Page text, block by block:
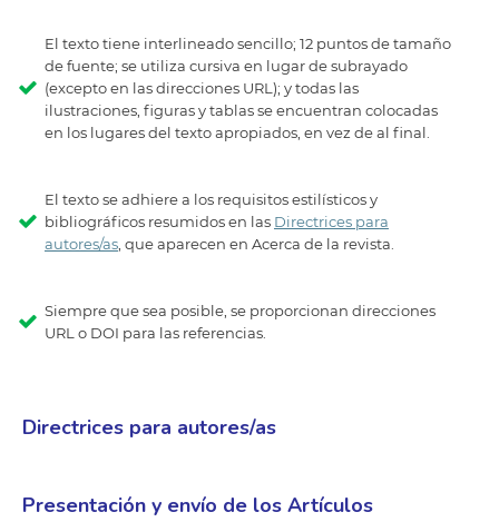
El texto tiene interlineado sencillo; 12 puntos de tamaño
de fuente; se utiliza cursiva en lugar de subrayado
(excepto en las direcciones URL); y todas las
ilustraciones, figuras y tablas se encuentran colocadas
en los lugares del texto apropiados, en vez de al final.
El texto se adhiere a los requisitos estilísticos y
bibliográficos resumidos en las Directrices para
autores/as, que aparecen en Acerca de la revista.
Siempre que sea posible, se proporcionan direcciones
URL o DOI para las referencias.
Directrices para autores/as
Presentación y envío de los Artículos